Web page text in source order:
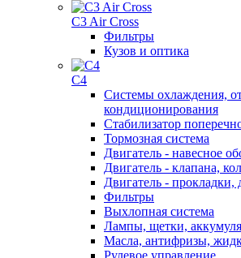
C3 Air Cross
Фильтры
Кузов и оптика
C4
Системы охлаждения,
кондиционирования
Стабилизатор
Тормозная система
Двигатель - навесное
Двигатель - клапана,
Двигатель - прокладки,
Фильтры
Выхлопная система
Лампы, щетки,
Масла, антифризы,
Рулевое управление